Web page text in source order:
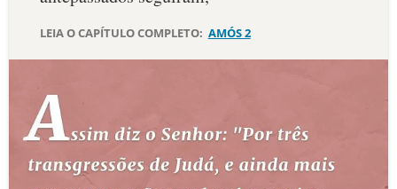
TERMO BÍBLICO JOGOS
QUEM SOMOS
LEIA O CAPÍTULO COMPLETO: AMÓS 2